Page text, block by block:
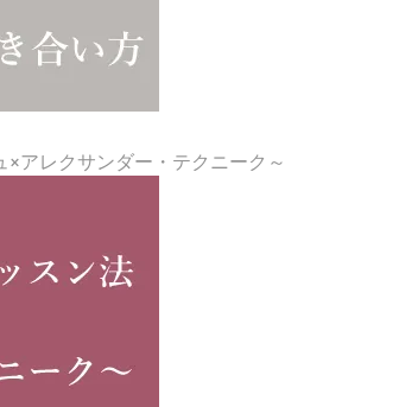
アレクサンダー・テクニーク～